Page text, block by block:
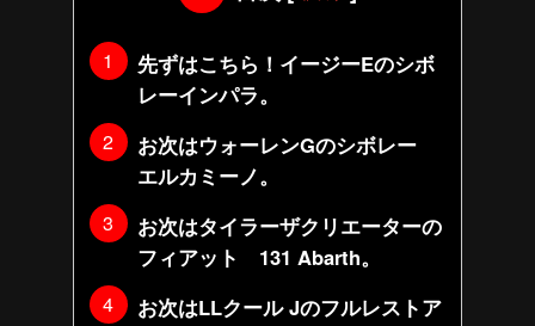
先ずはこちら！イージーEのシボ
レーインパラ。
お次はウォーレンGのシボレー
エルカミーノ。
お次はタイラーザクリエーターの
フィアット 131 Abarth。
お次はLLクール Jのフルレストア